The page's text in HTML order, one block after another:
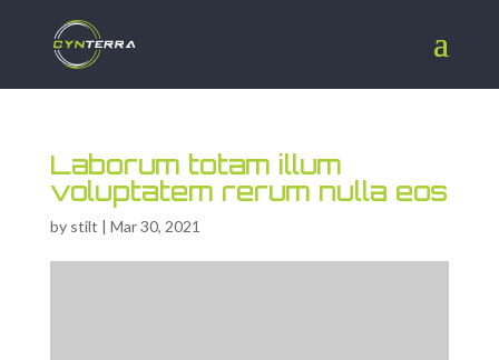
Laborum totam illum
voluptatem rerum nulla eos
by stilt | Mar 30, 2021